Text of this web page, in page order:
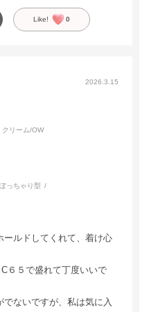
Like! 0
2026.3.15
クリーム/OW
ぽっちゃり型
ールドしてくれて、着け心
６５で盛れて丁度いいで
ないですが、私は気に入